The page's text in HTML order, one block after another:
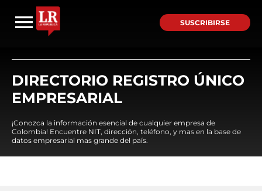
SUSCRIBIRSE
DIRECTORIO REGISTRO ÚNICO
EMPRESARIAL
¡Conozca la información esencial de cualquier empresa de
Colombia! Encuentre NIT, dirección, teléfono, y mas en la base de
datos empresarial mas grande del país.